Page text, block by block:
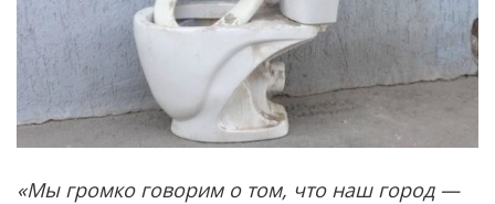
«Мы громко говорим о том, что наш город —